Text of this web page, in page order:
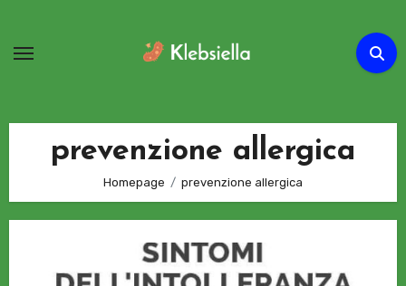
contenuto
prevenzione allergica
Homepage prevenzione allergica